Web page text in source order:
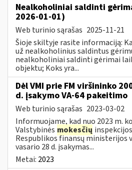
Nealkoholiniai saldinti
2026-01-01)
Web turinio sąrašas 2025-11-21
Šioje skiltyje rasite informaciją:
už nealkoholinius saldintus
nealkoholiniai saldinti gėrimai
objektu; Koks yra...
Dėl VMI prie FM viršininko
d. įsakymo VA-64 pakeitimo
Web turinio sąrašas 2023-03-02
Informuojame, kad nuo 2023 m.
Valstybinės mokesčių
Respublikos finansų ministerijos
vasario 28 d. įsakymas...
Metai: 2023